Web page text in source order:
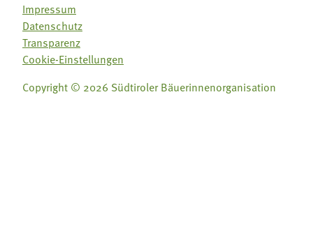
Impressum
Datenschutz
Transparenz
Cookie-Einstellungen
Copyright © 2026 Südtiroler Bäuerinnenorganisation